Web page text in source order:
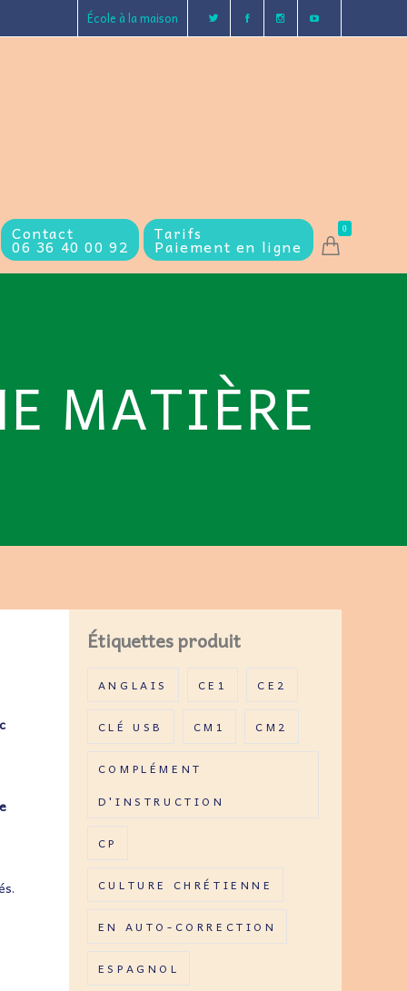
École à la maison
0
Contact
06 36 40 00 92
Tarifs
Paiement en ligne
MATIÈRE
Étiquettes produit
ANGLAIS CE1 CE2
CLÉ USB CM1 CM2
COMPLÉMENT
D'INSTRUCTION
CP
CULTURE CHRÉTIENNE
EN AUTO-CORRECTION
ESPAGNOL